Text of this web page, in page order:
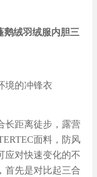
绒羽绒服内胆三
长距离徒步，露营
面料，防风
应对快速变化的不
首先是对比起三合